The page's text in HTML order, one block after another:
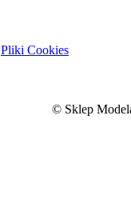
Pliki Cookies
© Sklep